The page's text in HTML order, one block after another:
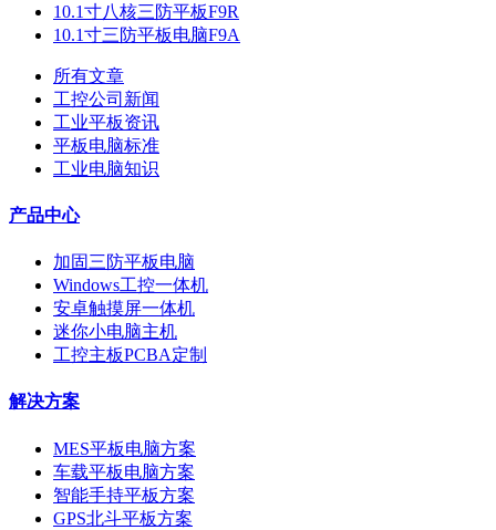
10.1寸八核三防平板F9R
10.1寸三防平板电脑F9A
所有文章
工控公司新闻
工业平板资讯
平板电脑标准
工业电脑知识
产品中心
加固三防平板电脑
Windows工控一体机
安卓触摸屏一体机
迷你小电脑主机
工控主板PCBA定制
解决方案
MES平板电脑方案
车载平板电脑方案
智能手持平板方案
GPS北斗平板方案